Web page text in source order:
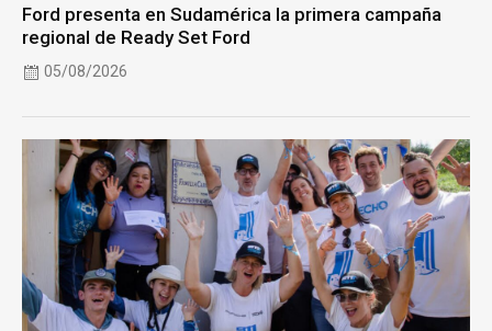
Ford presenta en Sudamérica la primera campaña
regional de Ready Set Ford
05/08/2026